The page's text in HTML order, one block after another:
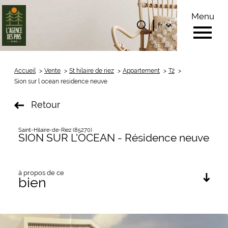
Menu
Langue
fr
fr
Accueil Vente St hilaire de riez Appartement
T2
Sion sur l ocean residence neuve
Retour
Saint-Hilaire-de-Riez (85270)
SION SUR L'OCEAN - Résidence neuve
à propos de ce
bien